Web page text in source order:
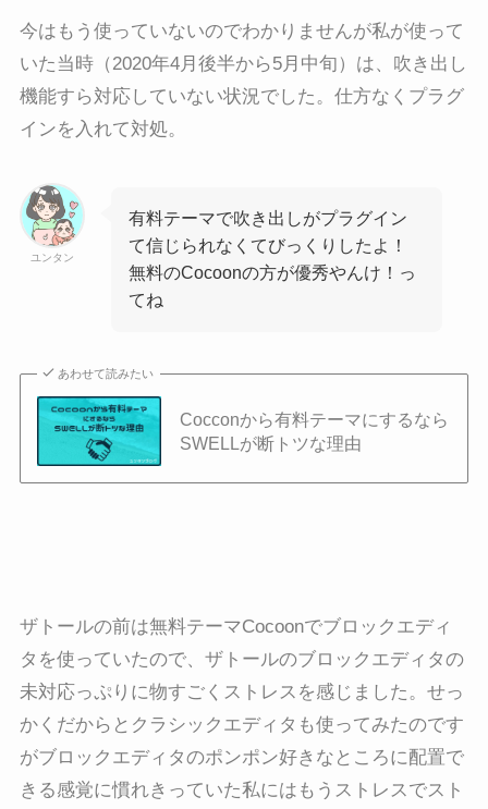
今はもう使っていないのでわかりませんが私が使って
いた当時（2020年4月後半から5月中旬）は、吹き出し
機能すら対応していない状況でした。仕方なくプラグ
インを入れて対処。
ユンタン
有料テーマで吹き出しがプラグイン
て信じられなくてびっくりしたよ！
無料のCocoonの方が優秀やんけ！っ
てね
あわせて読みたい
Cocconから有料テーマにするなら
SWELLが断トツな理由
ザトールの前は無料テーマCocoonでブロックエディ
タを使っていたので、ザトールのブロックエディタの
未対応っぷりに物すごくストレスを感じました。せっ
かくだからとクラシックエディタも使ってみたのです
がブロックエディタのポンポン好きなところに配置で
きる感覚に慣れきっていた私にはもうストレスでスト